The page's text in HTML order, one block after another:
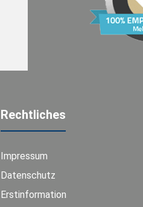
Rechtliches
Impressum
Datenschutz
Erstinformation